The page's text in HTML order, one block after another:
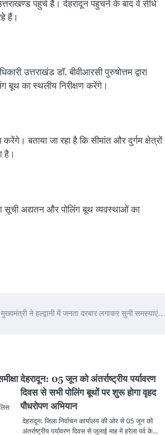
पहुंचे हैं। देहरादून पहुंचने के बाद वे सीधे
हैं।
उत्तराखंड डॉ. बीवीआरसी पुरुषोत्तम द्वारा
बूथ का स्थलीय निरीक्षण करेंगे।
बताया जा रहा है कि सीमांत और दुर्गम क्षेत्रों
है।
सूची अद्यतन और पोलिंग बूथ व्यवस्थाओं का
मुख्यमंत्री ने हल्द्वानी में जनता दरबार लगाकर सुनी समस्याएं…
देहरादून: 05 जून को अंतर्राष्ट्रीय पर्यावरण
दिवस से सभी पोलिंग बूथों पर शुरू होगा वृहद
पौधरोपण अभियान
देहरादून: जिला निर्वाचन कार्यालय की ओर से 05 जून को
अंतर्राष्ट्रीय पर्यावरण दिवस से जुलाई माह में हरेला पर्व के…